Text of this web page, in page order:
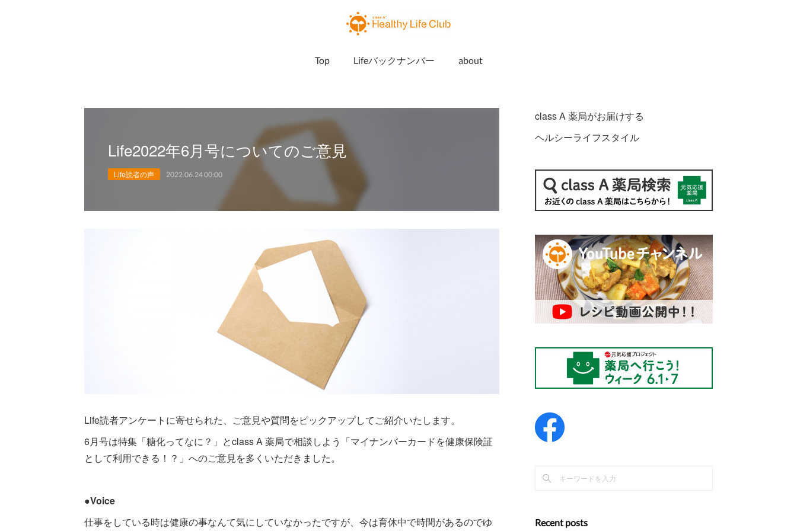
Top Lifeバックナンバー about
Life2022年6月号についてのご意見
Life読者の声 2022.06.24 00:00
Life読者アンケートに寄せられた、ご意見や質問をピックアップしてご紹介いたします。
6月号は特集「糖化ってなに？」とclass A 薬局で相談しよう「マイナンバーカードを健康保険証
として利用できる！？」へのご意見を多くいただきました。
●Voice
仕事をしている時は健康の事なんて気にしていなかったですが、今は育休中で時間があるのでゆ
class A 薬局がお届けする
ヘルシーライフスタイル
Recent posts